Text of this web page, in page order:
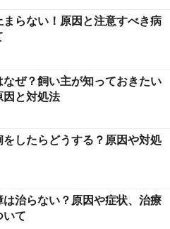
まらない！原因と注意すべき病
なぜ？飼い主が知っておきたい
と対処法
したらどうする？原因や対処
は治らない？原因や症状、治療
て